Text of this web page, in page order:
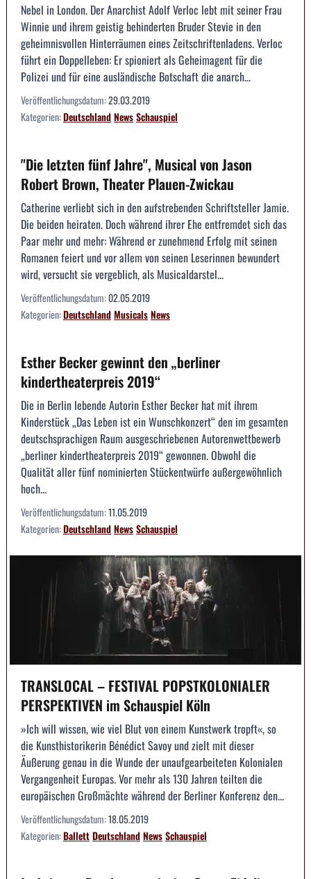
Nebel in London. Der Anarchist Adolf Verloc lebt mit seiner Frau
Winnie und ihrem geistig behinderten Bruder Stevie in den
geheimnisvollen Hinterräumen eines Zeitschriftenladens. Verloc
führt ein Doppelleben: Er spioniert als Geheimagent für die
Polizei und für eine ausländische Botschaft die anarch...
Veröffentlichungsdatum:29.03.2019
Kategorien:DeutschlandNewsSchauspiel
"Die letzten fünf Jahre", Musical von Jason
Robert Brown, Theater Plauen-Zwickau
Catherine verliebt sich in den aufstrebenden Schriftsteller Jamie.
Die beiden heiraten. Doch während ihrer Ehe entfremdet sich das
Paar mehr und mehr: Während er zunehmend Erfolg mit seinen
Romanen feiert und vor allem von seinen Leserinnen bewundert
wird, versucht sie vergeblich, als Musicaldarstel...
Veröffentlichungsdatum:02.05.2019
Kategorien:DeutschlandMusicalsNews
Esther Becker gewinnt den „berliner
kindertheaterpreis 2019“
Die in Berlin lebende Autorin Esther Becker hat mit ihrem
Kinderstück „Das Leben ist ein Wunschkonzert“ den im gesamten
deutschsprachigen Raum ausgeschriebenen Autorenwettbewerb
„berliner kindertheaterpreis 2019“ gewonnen. Obwohl die
Qualität aller fünf nominierten Stückentwürfe außergewöhnlich
hoch...
Veröffentlichungsdatum:11.05.2019
Kategorien:DeutschlandNewsSchauspiel
TRANSLOCAL – FESTIVAL POPSTKOLONIALER
PERSPEKTIVEN im Schauspiel Köln
»Ich will wissen, wie viel Blut von einem Kunstwerk tropft«, so
die Kunsthistorikerin Bénédict Savoy und zielt mit dieser
Äußerung genau in die Wunde der unaufgearbeiteten Kolonialen
Vergangenheit Europas. Vor mehr als 130 Jahren teilten die
europäischen Großmächte während der Berliner Konferenz den...
Veröffentlichungsdatum:18.05.2019
Kategorien:BallettDeutschlandNewsSchauspiel